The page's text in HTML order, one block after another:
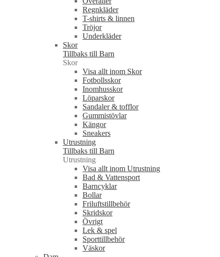
Regnkläder
T-shirts & linnen
Tröjor
Underkläder
Skor
Tillbaks till Barn
Skor
Visa allt inom Skor
Fotbollsskor
Inomhusskor
Löparskor
Sandaler & tofflor
Gummistövlar
Kängor
Sneakers
Utrustning
Tillbaks till Barn
Utrustning
Visa allt inom Utrustning
Bad & Vattensport
Barncyklar
Bollar
Friluftstillbehör
Skridskor
Övrigt
Lek & spel
Sporttillbehör
Väskor